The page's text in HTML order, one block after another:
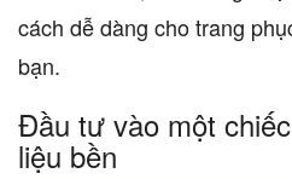
cách dễ dàng cho trang
bạn.
Đầu tư vào một
liệu bền